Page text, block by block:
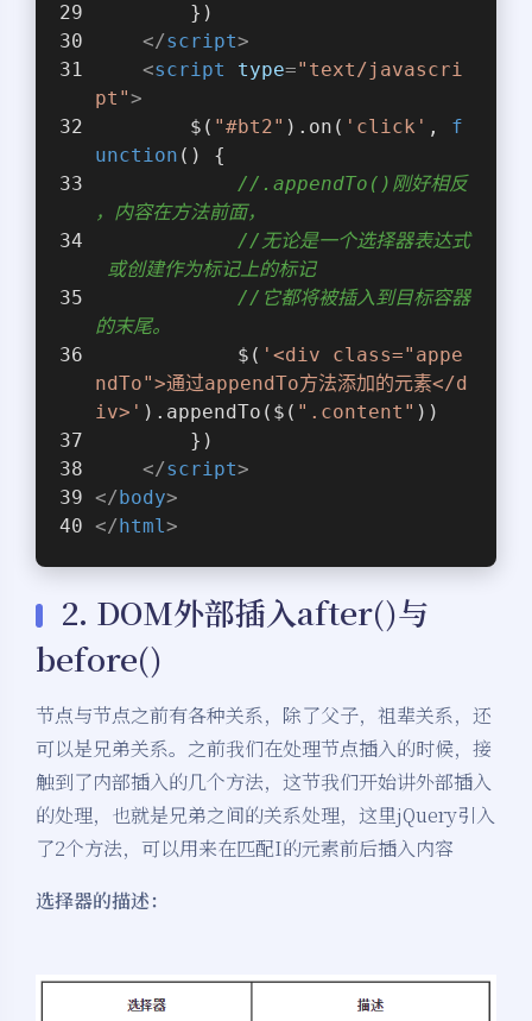
        })
</script>
<script type="text/javascri
pt">
        $(
"#bt2" ).on( 'click' , f
unction ( ) {
//.appendTo()刚好相反
，内容在方法前面，
//无论是一个选择器表达式
或创建作为标记上的标记
//它都将被插入到目标容器
的末尾。
            $(
'<div class="appe
ndTo">通过appendTo方法添加的元素</d
iv>' ).appendTo($( ".content" ))
        })
</script>
</ body>
</ html>
2. DOM外部插入after()与
before()
节点与节点之前有各种关系，除了父子，祖辈关系，还
可以是兄弟关系。之前我们在处理节点插入的时候，接
触到了内部插入的几个方法，这节我们开始讲外部插入
的处理，也就是兄弟之间的关系处理，这里jQuery引入
了2个方法，可以用来在匹配I的元素前后插入内容
选择器的描述：